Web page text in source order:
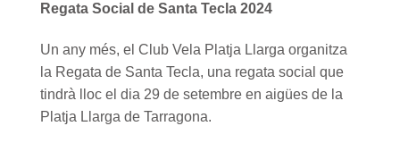
Regata Social de Santa Tecla 2024
Un any més, el Club Vela Platja Llarga organitza
la Regata de Santa Tecla, una regata social que
tindrà lloc el dia 29 de setembre en aigües de la
Platja Llarga de Tarragona.